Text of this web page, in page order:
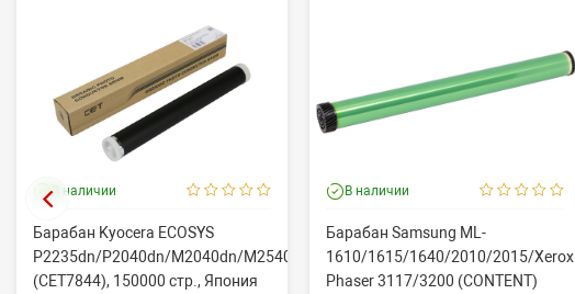
В наличии
Барабан Kyocera ECOSYS
P2235dn/P2040dn/M2040dn/M2540dw
(CET7844), 150000 стр., Япония
В наличии
Барабан Samsung ML-
1610/1615/1640/2010/2015/Xerox
Phaser 3117/3200 (CONTENT)